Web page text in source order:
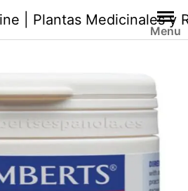
| Plantas Medicinales y
Menu